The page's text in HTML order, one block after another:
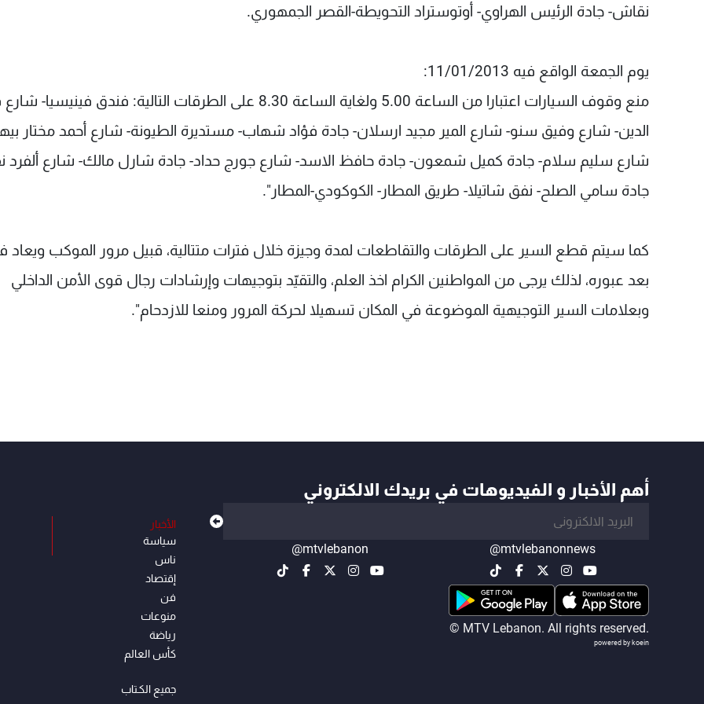
نقاش- جادة الرئيس الهراوي- أوتوستراد التحويطة-القصر الجمهوري.
يوم الجمعة الواقع فيه 11/01/2013:
منع وقوف السيارات اعتبارا من الساعة 5.00 ولغاية الساعة 8.30 على الطرقات التالية: فندق فينيسيا-
الدين- شارع وفيق سنو- شارع المير مجيد ارسلان- جادة فؤاد شهاب- مستديرة الطيونة- شارع أحمد مختار
شارع سليم سلام- جادة كميل شمعون- جادة حافظ الاسد- شارع جورج حداد- جادة شارل مالك- شارع ألفرد
جادة سامي الصلح- نفق شاتيلا- طريق المطار- الكوكودي-المطار".
كما سيتم قطع السير على الطرقات والتقاطعات لمدة وجيزة خلال فترات متتالية، قبيل مرور الموكب ويعاد
بعد عبوره، لذلك يرجى من المواطنين الكرام اخذ العلم، والتقيّد بتوجيهات وإرشادات رجال قوى الأمن الداخلي
وبعلامات السير التوجيهية الموضوعة في المكان تسهيلا لحركة المرور ومنعا للازدحام".
أهم الأخبار و الفيديوهات في بريدك الالكتروني
@mtvlebanonnews
@mtvlebanon
© MTV Lebanon. All rights reserved.
powered by koein
الأخبار
سياسة
ناس
إقتصاد
فن
منوعات
رياضة
كأس العالم
جميع الكـتاب